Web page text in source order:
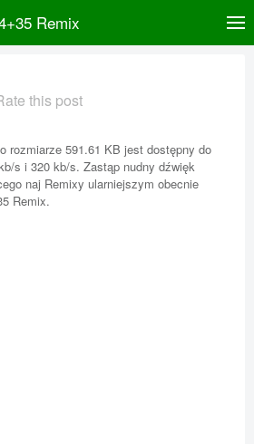
Remix
this post
rozmiarze 591.61 KB jest dostępny do
s i 320 kb/s. Zastąp nudny dźwięk
naj Remixy ularniejszym obecnie
Remix.